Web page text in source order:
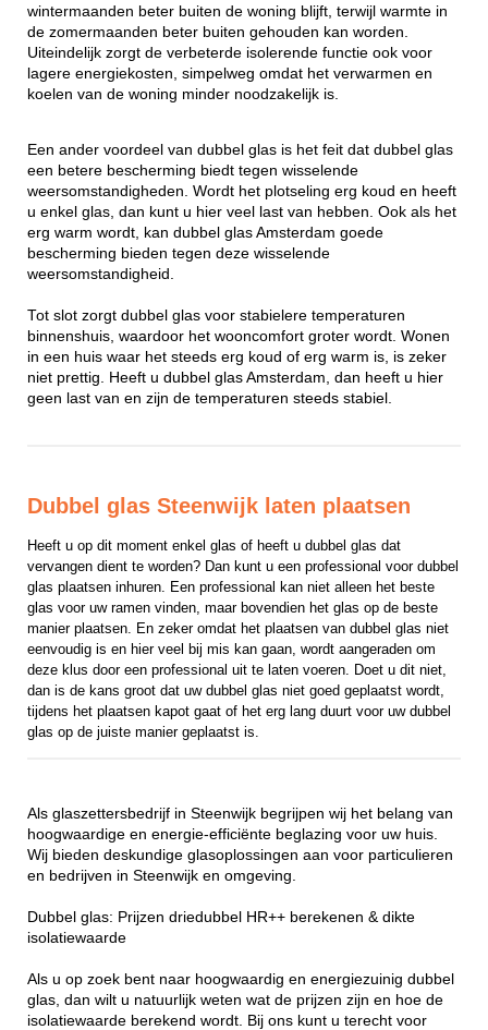
wintermaanden beter buiten de woning blijft, terwijl warmte in
de zomermaanden beter buiten gehouden kan worden.
Uiteindelijk zorgt de verbeterde isolerende functie ook voor
lagere energiekosten, simpelweg omdat het verwarmen en
koelen van de woning minder noodzakelijk is.
Een ander voordeel van dubbel glas is het feit dat dubbel glas
een betere bescherming biedt tegen wisselende
weersomstandigheden. Wordt het plotseling erg koud en heeft
u enkel glas, dan kunt u hier veel last van hebben. Ook als het
erg warm wordt, kan dubbel glas Amsterdam goede
bescherming bieden tegen deze wisselende
weersomstandigheid.
Tot slot zorgt dubbel glas voor stabielere temperaturen
binnenshuis, waardoor het wooncomfort groter wordt. Wonen
in een huis waar het steeds erg koud of erg warm is, is zeker
niet prettig. Heeft u dubbel glas Amsterdam, dan heeft u hier
geen last van en zijn de temperaturen steeds stabiel.
Dubbel glas Steenwijk laten plaatsen
Heeft u op dit moment enkel glas of heeft u dubbel glas dat
vervangen dient te worden? Dan kunt u een professional voor dubbel
glas plaatsen inhuren. Een professional kan niet alleen het beste
glas voor uw ramen vinden, maar bovendien het glas op de beste
manier plaatsen. En zeker omdat het plaatsen van dubbel glas niet
eenvoudig is en hier veel bij mis kan gaan, wordt aangeraden om
deze klus door een professional uit te laten voeren. Doet u dit niet,
dan is de kans groot dat uw dubbel glas niet goed geplaatst wordt,
tijdens het plaatsen kapot gaat of het erg lang duurt voor uw dubbel
glas op de juiste manier geplaatst is.
Als glaszettersbedrijf in Steenwijk begrijpen wij het belang van
hoogwaardige en energie-efficiënte beglazing voor uw huis.
Wij bieden deskundige glasoplossingen aan voor particulieren
en bedrijven in Steenwijk en omgeving.
Dubbel glas: Prijzen driedubbel HR++ berekenen & dikte
isolatiewaarde
Als u op zoek bent naar hoogwaardig en energiezuinig dubbel
glas, dan wilt u natuurlijk weten wat de prijzen zijn en hoe de
isolatiewaarde berekend wordt. Bij ons kunt u terecht voor